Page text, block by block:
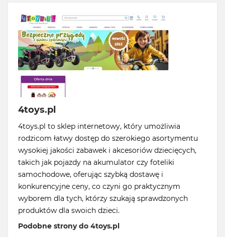
4toys.pl
4toys.pl to sklep internetowy, który umożliwia
rodzicom łatwy dostęp do szerokiego asortymentu
wysokiej jakości zabawek i akcesoriów dziecięcych,
takich jak pojazdy na akumulator czy foteliki
samochodowe, oferując szybką dostawę i
konkurencyjne ceny, co czyni go praktycznym
wyborem dla tych, którzy szukają sprawdzonych
produktów dla swoich dzieci.
Podobne strony do 4toys.pl